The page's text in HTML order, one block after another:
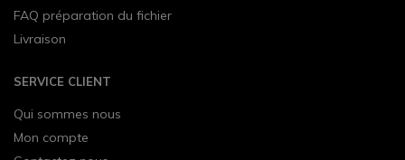
FAQ préparation du fichier
Livraison
SERVICE CLIENT
Qui sommes nous
Mon compte